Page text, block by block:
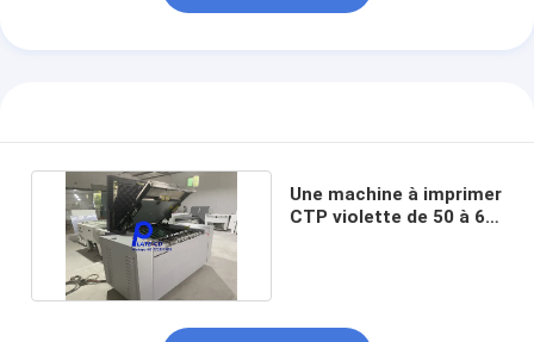
Une machine à imprimer
CTP violette de 50 à 60